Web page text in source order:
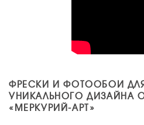
ФРЕСКИ И ФОТООБОИ ДЛЯ
УНИКАЛЬНОГО ДИЗАЙНА
«МЕРКУРИЙ-АРТ»